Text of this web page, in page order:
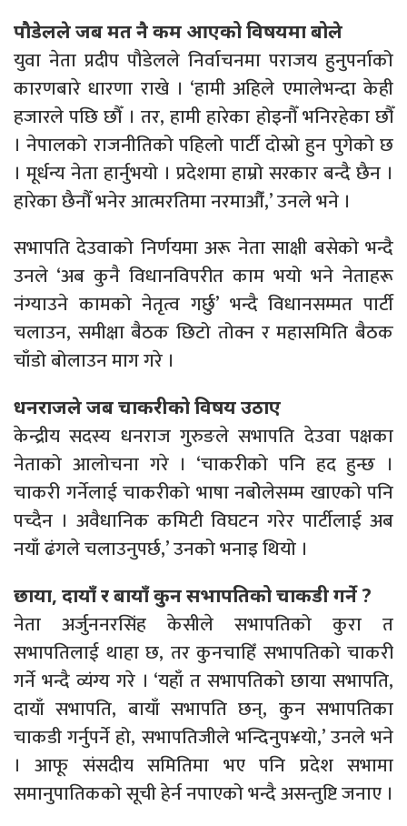
पौडेलले जब मत नै कम आएको विषयमा बोले
युवा नेता प्रदीप पौडेलले निर्वाचनमा पराजय हुनुपर्नाको
कारणबारे धारणा राखे । ‘हामी अहिले एमालेभन्दा केही
हजारले पछि छौँ । तर, हामी हारेका होइनौँ भनिरहेका छौँ
। नेपालको राजनीतिको पहिलो पार्टी दोस्रो हुन पुगेको छ
। मूर्धन्य नेता हार्नुभयो । प्रदेशमा हाम्रो सरकार बन्दै छैन ।
हारेका छैनौँ भनेर आत्मरतिमा नरमाऔँ,’ उनले भने ।
सभापति देउवाको निर्णयमा अरू नेता साक्षी बसेको भन्दै
उनले ‘अब कुनै विधानविपरीत काम भयो भने नेताहरू
नंग्याउने कामको नेतृत्व गर्छु’ भन्दै विधानसम्मत पार्टी
चलाउन, समीक्षा बैठक छिटो तोक्न र महासमिति बैठक
चाँडो बोलाउन माग गरे ।
धनराजले जब चाकरीको विषय उठाए
केन्द्रीय सदस्य धनराज गुरुङले सभापति देउवा पक्षका
नेताको आलोचना गरे । ‘चाकरीको पनि हद हुन्छ ।
चाकरी गर्नेलाई चाकरीको भाषा नबोेलेसम्म खाएको पनि
पच्दैन । अवैधानिक कमिटी विघटन गरेर पार्टीलाई अब
नयाँ ढंगले चलाउनुपर्छ,’ उनको भनाइ थियो ।
छाया, दायाँ र बायाँ कुन सभापतिको चाकडी गर्ने ?
नेता अर्जुननरसिंह केसीले सभापतिको कुरा त
सभापतिलाई थाहा छ, तर कुनचाहिँ सभापतिको चाकरी
गर्ने भन्दै व्यंग्य गरे । ‘यहाँ त सभापतिको छाया सभापति,
दायाँ सभापति, बायाँ सभापति छन्, कुन सभापतिका
चाकडी गर्नुपर्ने हो, सभापतिजीले भन्दिनुप¥यो,’ उनले भने
। आफू संसदीय समितिमा भए पनि प्रदेश सभामा
समानुपातिकको सूची हेर्न नपाएको भन्दै असन्तुष्टि जनाए ।